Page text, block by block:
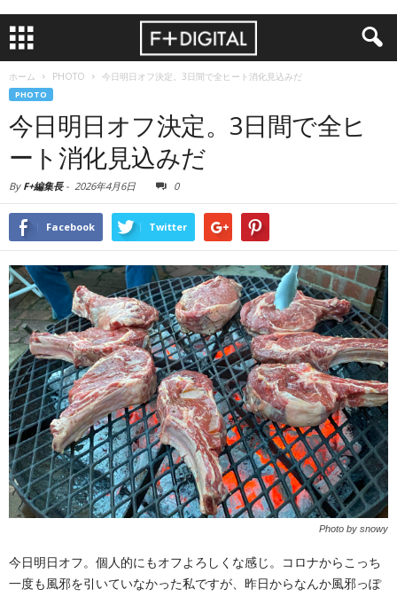
ホーム PHOTO 今日明日オフ決定。3日間で全ヒート消化見込みだ
PHOTO
今日明日オフ決定。3日間で全ヒ
ート消化見込みだ
By F+編集長- 2026年4月6日 0
Facebook Twitter
Photo by snowy
今日明日オフ。個人的にもオフよろしくな感じ。コロナからこっち
一度も風邪を引いていなかった私ですが、昨日からなんか風邪っぽ